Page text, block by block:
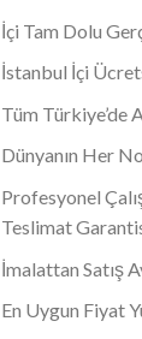
İçi Tam Dolu
İstanbul İçi
Tüm Türkiye’de
Dünyanın Her
Profesyonel
Teslimat
İmalattan Satış
En Uygun Fiyat